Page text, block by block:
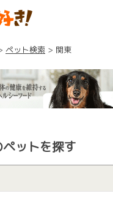
ペット検索 関東
ットを探す